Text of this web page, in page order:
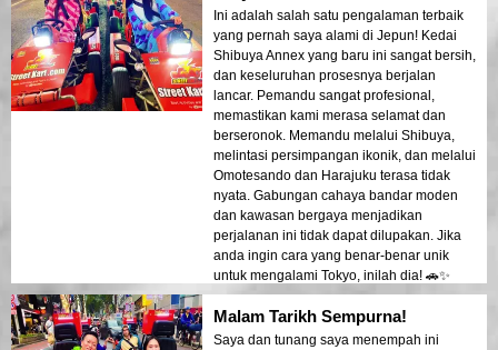
Ini adalah salah satu pengalaman terbaik
yang pernah saya alami di Jepun! Kedai
Shibuya Annex yang baru ini sangat bersih,
dan keseluruhan prosesnya berjalan
lancar. Pemandu sangat profesional,
memastikan kami merasa selamat dan
berseronok. Memandu melalui Shibuya,
melintasi persimpangan ikonik, dan melalui
Omotesando dan Harajuku terasa tidak
nyata. Gabungan cahaya bandar moden
dan kawasan bergaya menjadikan
perjalanan ini tidak dapat dilupakan. Jika
anda ingin cara yang benar-benar unik
untuk mengalami Tokyo, inilah dia! 🚗✨
Malam Tarikh Sempurna!
Saya dan tunang saya menempah ini